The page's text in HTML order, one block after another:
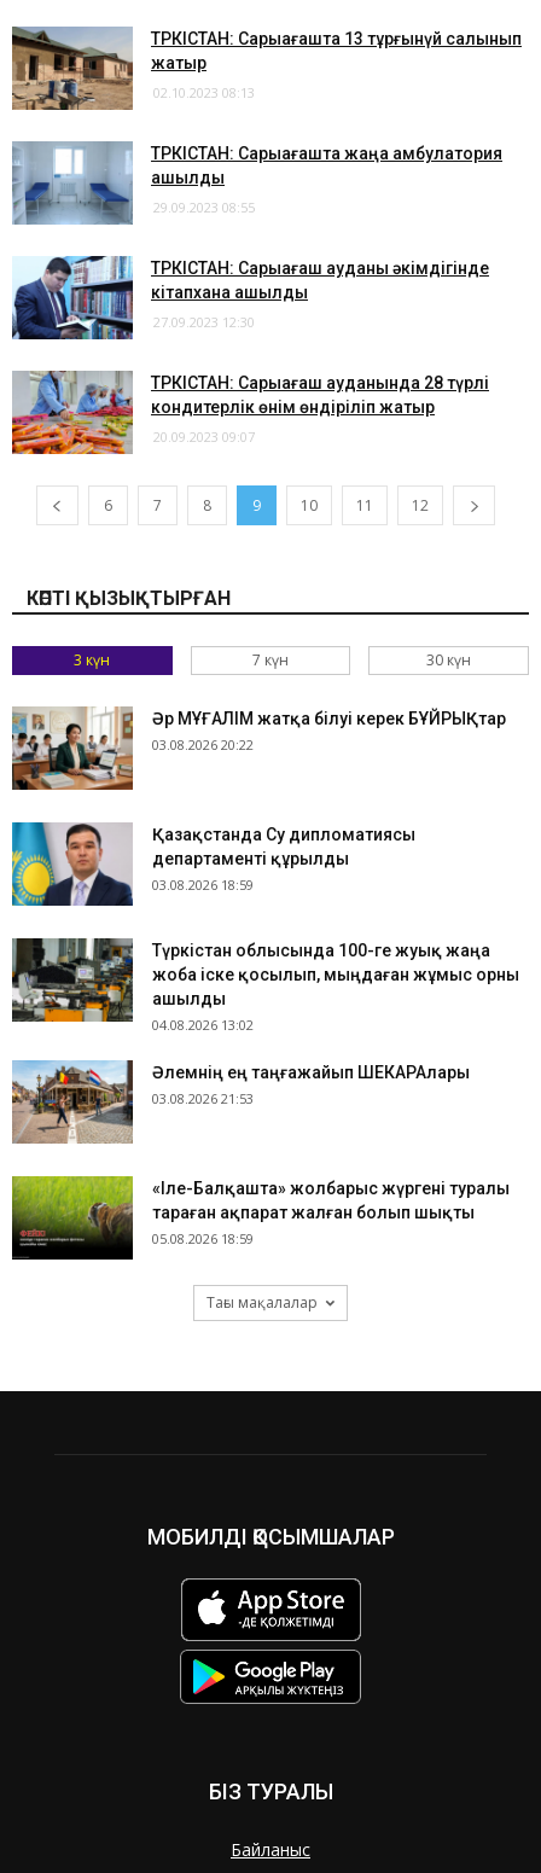
ТҮРКІСТАН: Сарыағашта 13 тұрғынүй салынып
жатыр
02.10.2023 08:13
ТҮРКІСТАН: Сарыағашта жаңа амбулатория
ашылды
29.09.2023 08:55
ТҮРКІСТАН: Сарыағаш ауданы әкімдігінде
кітапхана ашылды
27.09.2023 12:30
ТҮРКІСТАН: Сарыағаш ауданында 28 түрлі
кондитерлік өнім өндіріліп жатыр
20.09.2023 09:07
6 7 8 9 10 11 12
КӨПТІ ҚЫЗЫҚТЫРҒАН
3 күн 7 күн 30 күн
Әр МҰҒАЛІМ жатқа білуі керек БҰЙРЫҚтар
03.08.2026 20:22
Қазақстанда Су дипломатиясы
департаменті құрылды
03.08.2026 18:59
Түркістан облысында 100-ге жуық жаңа
жоба іске қосылып, мыңдаған жұмыс орны
ашылды
04.08.2026 13:02
​Әлемнің ең таңғажайып ШЕКАРАлары
03.08.2026 21:53
«Іле-Балқашта» жолбарыс жүргені туралы
тараған ақпарат жалған болып шықты
05.08.2026 18:59
Тағы мақалалар
МОБИЛДІ ҚОСЫМШАЛАР
БІЗ ТУРАЛЫ
Байланыс